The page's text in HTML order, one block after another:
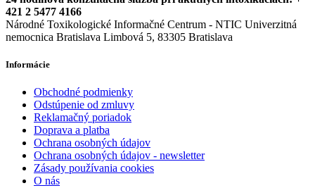
421 2 5477 4166
Národné Toxikologické Informačné Centrum - NTIC Univerzitná
nemocnica Bratislava Limbová 5, 83305 Bratislava
Informácie
Obchodné podmienky
Odstúpenie od zmluvy
Reklamačný poriadok
Doprava a platba
Ochrana osobných údajov
Ochrana osobných údajov - newsletter
Zásady používania cookies
O nás